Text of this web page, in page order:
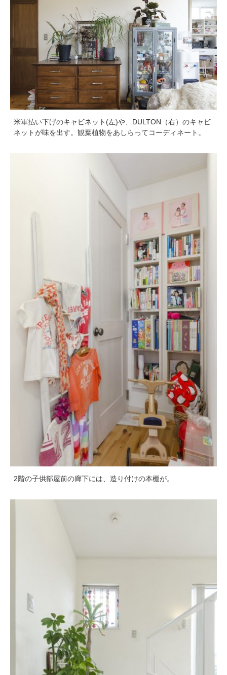
米軍払い下げのキャビネット(左)や、DULTON（右）のキャビ
ネットが味を出す。観葉植物をあしらってコーディネート。
2階の子供部屋前の廊下には、造り付けの本棚が。